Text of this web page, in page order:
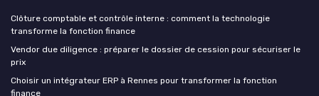
Clôture comptable et contrôle interne : comment la technologie
transforme la fonction finance
Vendor due diligence : préparer le dossier de cession pour sécuriser le
prix
Choisir un intégrateur ERP à Rennes pour transformer la fonction
finance